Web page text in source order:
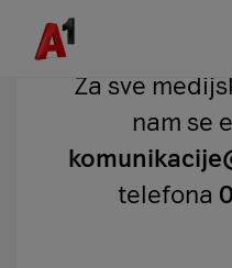
Skip to Main Content
Za sve
nam se
telefona